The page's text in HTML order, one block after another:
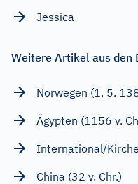
Jessica
Weitere Artikel aus den
Norwegen (1. 5.
Ägypten (1156 v.
International/
China (32 v. Chr.)